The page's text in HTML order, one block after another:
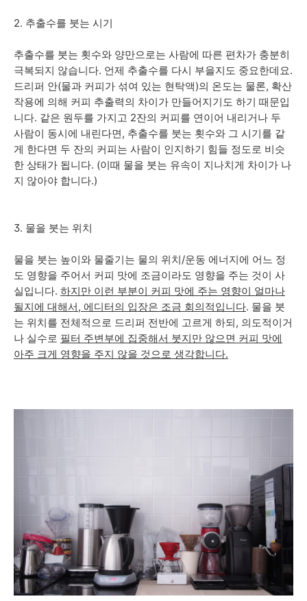
2. 추출수를 붓는 시기
추출수를 붓는 횟수와 양만으로는 사람에 따른 편차가 충분히
극복되지 않습니다. 언제 추출수를 다시 부을지도 중요한데요.
드리퍼 안(물과 커피가 섞여 있는 현탁액)의 온도는 물론, 확산
작용에 의해 커피 추출력의 차이가 만들어지기도 하기 때문입
니다. 같은 원두를 가지고 2잔의 커피를 연이어 내리거나 두
사람이 동시에 내린다면, 추출수를 붓는 횟수와 그 시기를 같
게 한다면 두 잔의 커피는 사람이 인지하기 힘들 정도로 비슷
한 상태가 됩니다. (이때 물을 붓는 유속이 지나치게 차이가 나
지 않아야 합니다.)
3. 물을 붓는 위치
물을 붓는 높이와 물줄기는 물의 위치/운동 에너지에 어느 정
도 영향을 주어서 커피 맛에 조금이라도 영향을 주는 것이 사
실입니다. 하지만 이런 부분이 커피 맛에 주는 영향이 얼마나
될지에 대해서, 에디터의 입장은 조금 회의적입니다. 물을 붓
는 위치를 전체적으로 드리퍼 전반에 고르게 하되, 의도적이거
나 실수로 필터 주변부에 집중해서 붓지만 않으면 커피 맛에
아주 크게 영향을 주지 않을 것으로 생각합니다.